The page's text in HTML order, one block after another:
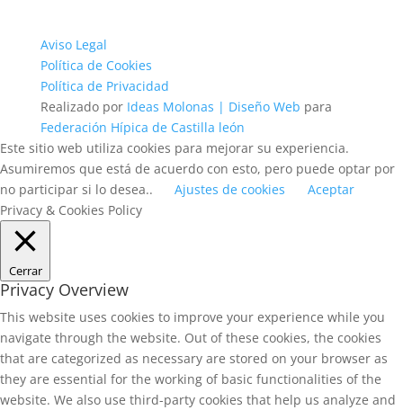
Aviso Legal
Política de Cookies
Política de Privacidad
Realizado por Ideas Molonas | Diseño Web para
Federación Hípica de Castilla león
Este sitio web utiliza cookies para mejorar su experiencia.
Asumiremos que está de acuerdo con esto, pero puede optar por
no participar si lo desea..
Ajustes de cookies
Aceptar
Privacy & Cookies Policy
Cerrar
Privacy Overview
This website uses cookies to improve your experience while you
navigate through the website. Out of these cookies, the cookies
that are categorized as necessary are stored on your browser as
they are essential for the working of basic functionalities of the
website. We also use third-party cookies that help us analyze and